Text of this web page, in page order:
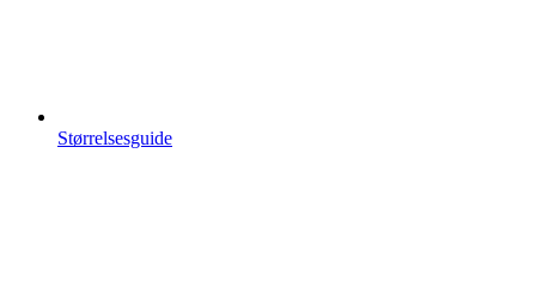
Størrelsesguide